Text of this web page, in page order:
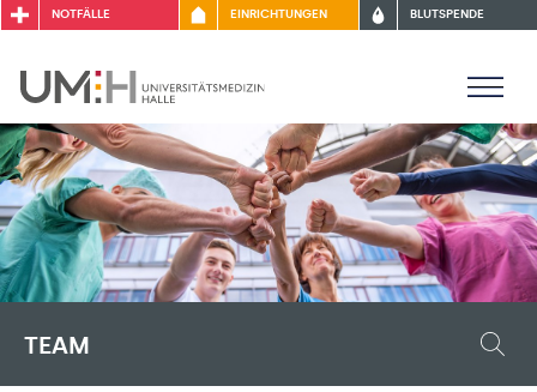
NOTFÄLLE EINRICHTUNGEN BLUTSPENDE
TEAM